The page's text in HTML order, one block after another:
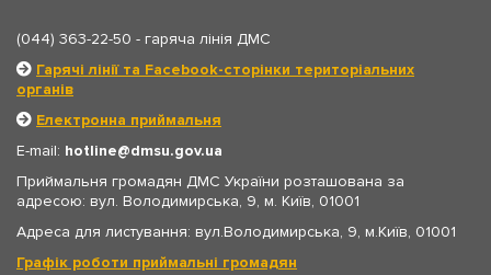
(044) 363-22-50 - гаряча лінія ДМС
Гарячі лінії та Facebook-сторінки територіальних
органів
Електронна приймальня
E-mail: hotline
dmsu.gov.ua
Приймальня громадян ДМС України розташована за
адресою: вул. Володимирська, 9, м. Київ, 01001
Адреса для листування: вул.Володимирська, 9, м.Київ, 01001
Графік роботи приймальні громадян